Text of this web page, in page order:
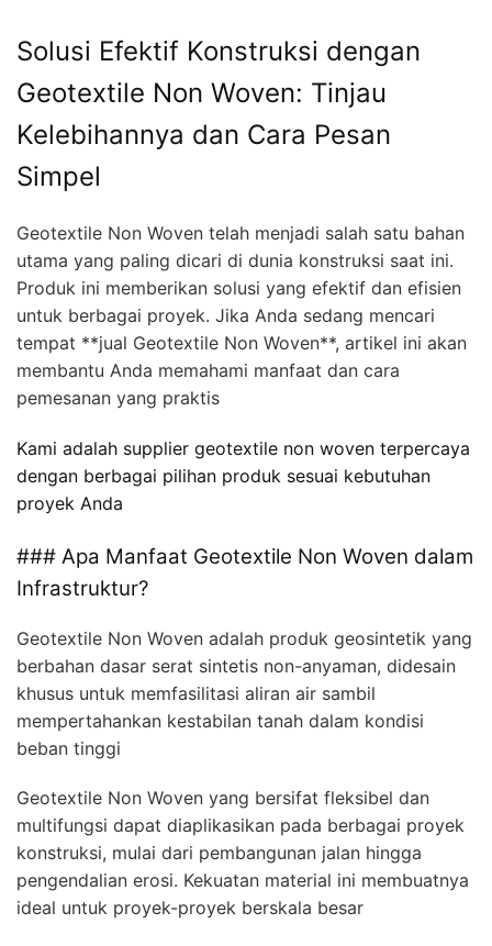
Solusi Efektif Konstruksi dengan
Geotextile Non Woven: Tinjau
Kelebihannya dan Cara Pesan
Simpel
Geotextile Non Woven telah menjadi salah satu bahan
utama yang paling dicari di dunia konstruksi saat ini.
Produk ini memberikan solusi yang efektif dan efisien
untuk berbagai proyek. Jika Anda sedang mencari
tempat **jual Geotextile Non Woven**, artikel ini akan
membantu Anda memahami manfaat dan cara
pemesanan yang praktis
Kami adalah supplier geotextile non woven terpercaya
dengan berbagai pilihan produk sesuai kebutuhan
proyek Anda
### Apa Manfaat Geotextile Non Woven dalam
Infrastruktur?
Geotextile Non Woven adalah produk geosintetik yang
berbahan dasar serat sintetis non-anyaman, didesain
khusus untuk memfasilitasi aliran air sambil
mempertahankan kestabilan tanah dalam kondisi
beban tinggi
Geotextile Non Woven yang bersifat fleksibel dan
multifungsi dapat diaplikasikan pada berbagai proyek
konstruksi, mulai dari pembangunan jalan hingga
pengendalian erosi. Kekuatan material ini membuatnya
ideal untuk proyek-proyek berskala besar